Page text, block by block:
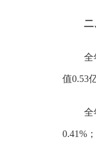
二
全
值0.53
全
0.41%